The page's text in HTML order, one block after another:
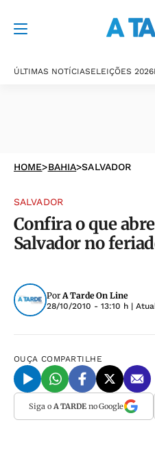
ÚLTIMAS NOTÍCIASELEIÇÕES 2026
HOME>BAHIA>SALVADOR
SALVADOR
Confira o que
Salvador no
PorA Tarde On Line
28/10/2010 - 13:10 h |
OUÇA COMPARTILHE
Siga o A TARDEno Google